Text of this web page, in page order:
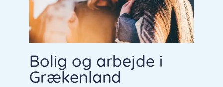
Bolig og arbejde i
Grækenland